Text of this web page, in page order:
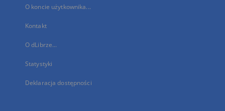
O koncie użytkownika...
Kontakt
O dLibrze...
Statystyki
Deklaracja dostępności